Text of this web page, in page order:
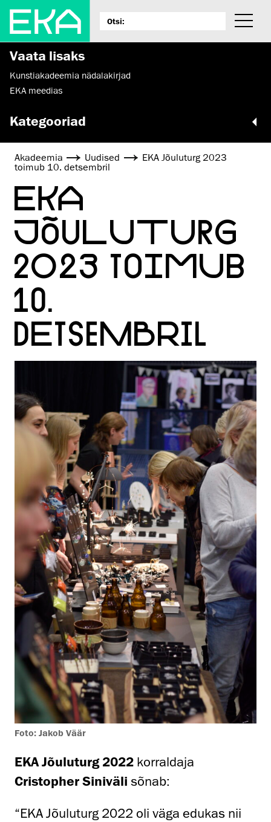
Vaata lisaks
Kunstiakadeemia nädalakirjad
EKA meedias
Kategooriad
Akadeemia Uudised
EKA Jõuluturg 2023
toimub 10. detsembril
EKA
JÕULUTURG
2023 TOIMUB
10.
DETSEMBRIL
Foto: Jakob Väär
EKA Jõuluturg 2022 korraldaja
Cristopher Siniväli sõnab:
“EKA Jõuluturg 2022 oli väga edukas nii